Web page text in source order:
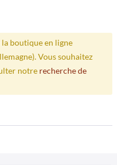
la boutique en ligne
Vous souhaitez
notre recherche de